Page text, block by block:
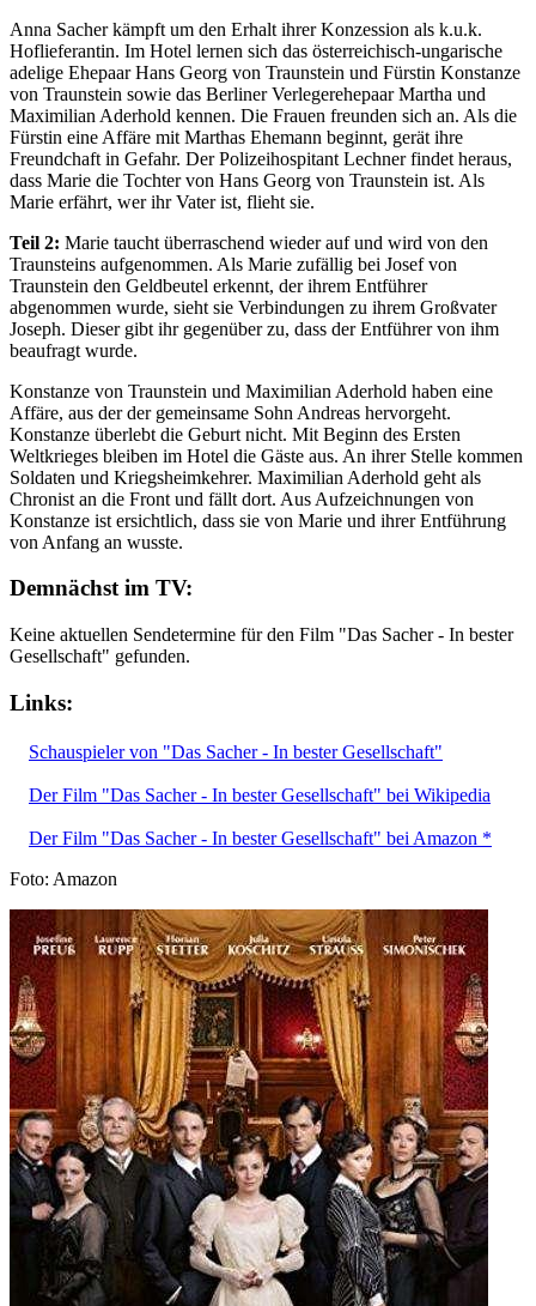
Anna Sacher kämpft um den Erhalt ihrer Konzession als k.u.k.
Hoflieferantin. Im Hotel lernen sich das österreichisch-ungarische
adelige Ehepaar Hans Georg von Traunstein und Fürstin Konstanze
von Traunstein sowie das Berliner Verlegerehepaar Martha und
Maximilian Aderhold kennen. Die Frauen freunden sich an. Als die
Fürstin eine Affäre mit Marthas Ehemann beginnt, gerät ihre
Freundchaft in Gefahr. Der Polizeihospitant Lechner findet heraus,
dass Marie die Tochter von Hans Georg von Traunstein ist. Als
Marie erfährt, wer ihr Vater ist, flieht sie.
Teil 2: Marie taucht überraschend wieder auf und wird von den
Traunsteins aufgenommen. Als Marie zufällig bei Josef von
Traunstein den Geldbeutel erkennt, der ihrem Entführer
abgenommen wurde, sieht sie Verbindungen zu ihrem Großvater
Joseph. Dieser gibt ihr gegenüber zu, dass der Entführer von ihm
beaufragt wurde.
Konstanze von Traunstein und Maximilian Aderhold haben eine
Affäre, aus der der gemeinsame Sohn Andreas hervorgeht.
Konstanze überlebt die Geburt nicht. Mit Beginn des Ersten
Weltkrieges bleiben im Hotel die Gäste aus. An ihrer Stelle kommen
Soldaten und Kriegsheimkehrer. Maximilian Aderhold geht als
Chronist an die Front und fällt dort. Aus Aufzeichnungen von
Konstanze ist ersichtlich, dass sie von Marie und ihrer Entführung
von Anfang an wusste.
Demnächst im TV:
Keine aktuellen Sendetermine für den Film "Das Sacher - In bester
Gesellschaft" gefunden.
Links:
Schauspieler von "Das Sacher - In bester Gesellschaft"
Der Film "Das Sacher - In bester Gesellschaft" bei Wikipedia
Der Film "Das Sacher - In bester Gesellschaft" bei Amazon *
Foto: Amazon